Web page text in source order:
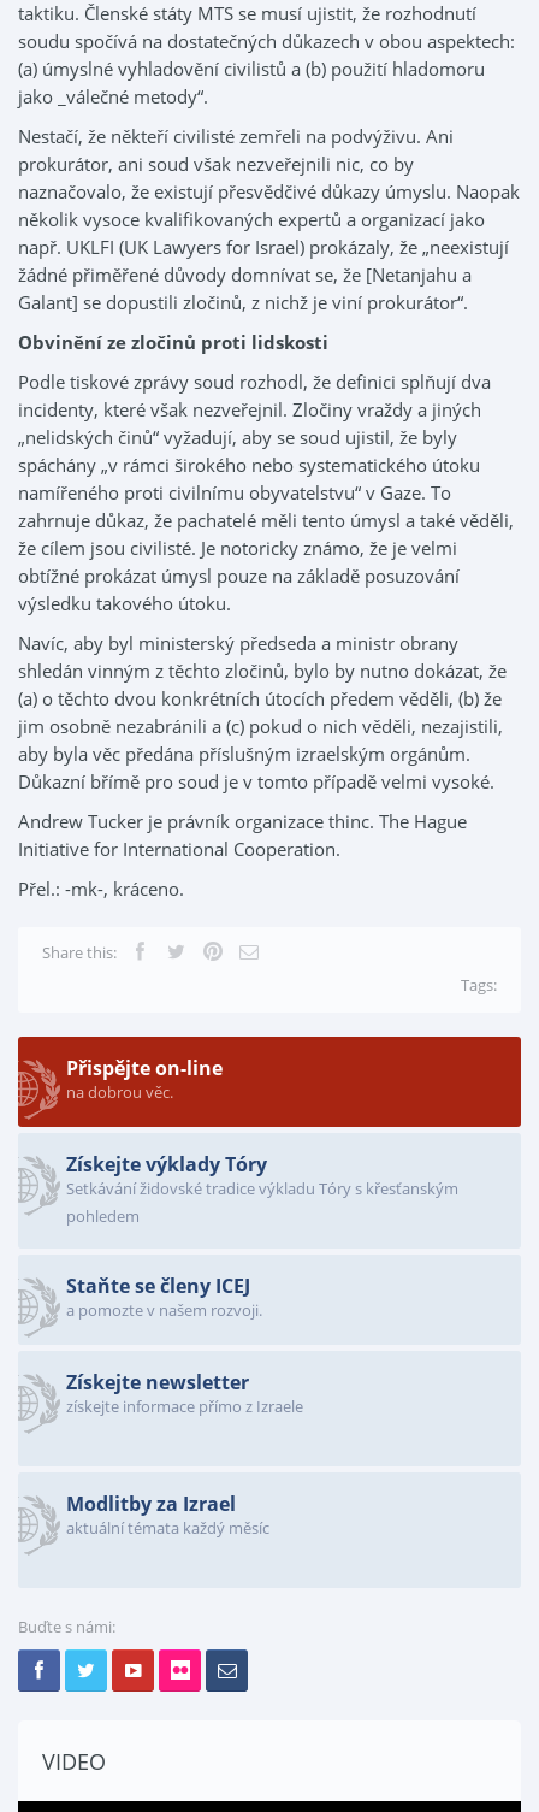
taktiku. Členské státy MTS se musí ujistit, že rozhodnutí
soudu spočívá na dostatečných důkazech v obou aspektech:
(a) úmyslné vyhladovění civilistů a (b) použití hladomoru
jako _válečné metody“.
Nestačí, že někteří civilisté zemřeli na podvýživu. Ani
prokurátor, ani soud však nezveřejnili nic, co by
naznačovalo, že existují přesvědčivé důkazy úmyslu. Naopak
několik vysoce kvalifikovaných expertů a organizací jako
např. UKLFI (UK Lawyers for Israel) prokázaly, že „neexistují
žádné přiměřené důvody domnívat se, že [Netanjahu a
Galant] se dopustili zločinů, z nichž je viní prokurátor“.
Obvinění ze zločinů proti lidskosti
Podle tiskové zprávy soud rozhodl, že definici splňují dva
incidenty, které však nezveřejnil. Zločiny vraždy a jiných
„nelidských činů“ vyžadují, aby se soud ujistil, že byly
spáchány „v rámci širokého nebo systematického útoku
namířeného proti civilnímu obyvatelstvu“ v Gaze. To
zahrnuje důkaz, že pachatelé měli tento úmysl a také věděli,
že cílem jsou civilisté. Je notoricky známo, že je velmi
obtížné prokázat úmysl pouze na základě posuzování
výsledku takového útoku.
Navíc, aby byl ministerský předseda a ministr obrany
shledán vinným z těchto zločinů, bylo by nutno dokázat, že
(a) o těchto dvou konkrétních útocích předem věděli, (b) že
jim osobně nezabránili a (c) pokud o nich věděli, nezajistili,
aby byla věc předána příslušným izraelským orgánům.
Důkazní břímě pro soud je v tomto případě velmi vysoké.
Andrew Tucker je právník organizace thinc. The Hague
Initiative for International Cooperation.
Přel.: -mk-, kráceno.
Share this:
Tags:
Přispějte on-line
na dobrou věc.
Získejte výklady Tóry
Setkávání židovské tradice výkladu Tóry s křesťanským
pohledem
Staňte se členy ICEJ
a pomozte v našem rozvoji.
Získejte newsletter
získejte informace přímo z Izraele
Modlitby za Izrael
aktuální témata každý měsíc
Buďte s námi:
VIDEO